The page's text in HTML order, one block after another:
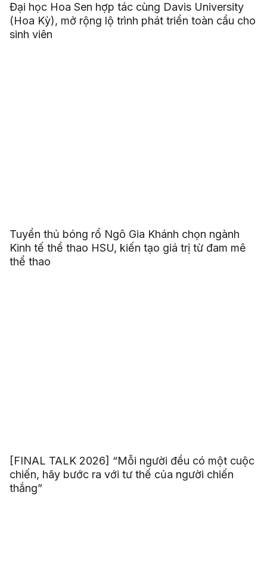
Đại học Hoa Sen hợp tác cùng Davis University
(Hoa Kỳ), mở rộng lộ trình phát triển toàn cầu cho
sinh viên
Tuyển thủ bóng rổ Ngô Gia Khánh chọn ngành
Kinh tế thể thao HSU, kiến tạo giá trị từ đam mê
thể thao
[FINAL TALK 2026] “Mỗi người đều có một cuộc
chiến, hãy bước ra với tư thế của người chiến
thắng”